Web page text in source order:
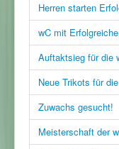
Herren starten
wC mit
Auftaktsieg für die
Neue Trikots für
Zuwachs gesucht!
Meisterschaft der